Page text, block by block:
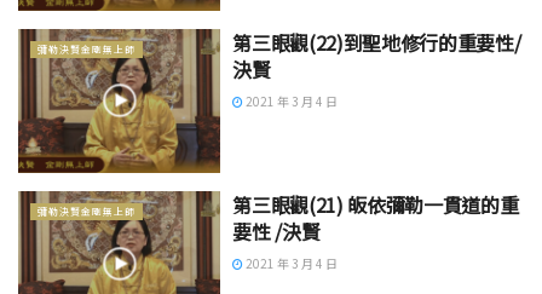
彌勒決賢金剛無上師
第三眼觀(22)到聖地修行的重要性/
決賢
2021 年 3 月 4 日
彌勒決賢金剛無上師
第三眼觀(21) 皈依彌勒一貫道的重
要性 /決賢
2021 年 3 月 4 日